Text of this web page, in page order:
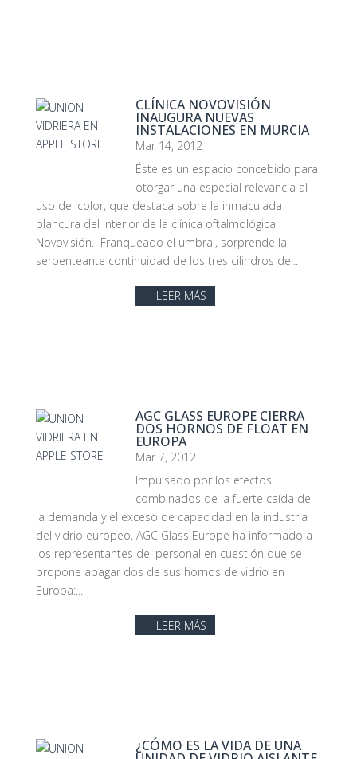
CLÍNICA NOVOVISIÓN
INAUGURA NUEVAS
INSTALACIONES EN MURCIA
Mar 14, 2012
Éste es un espacio concebido para
otorgar una especial relevancia al
uso del color, que destaca sobre la inmaculada
blancura del interior de la clínica oftalmológica
Novovisión. Franqueado el umbral, sorprende la
serpenteante continuidad de los tres cilindros de...
LEER MÁS
AGC GLASS EUROPE CIERRA
DOS HORNOS DE FLOAT EN
EUROPA
Mar 7, 2012
Impulsado por los efectos
combinados de la fuerte caída de
la demanda y el exceso de capacidad en la industria
del vidrio europeo, AGC Glass Europe ha informado a
los representantes del personal en cuestión que se
propone apagar dos de sus hornos de vidrio en
Europa:...
LEER MÁS
¿CÓMO ES LA VIDA DE UNA